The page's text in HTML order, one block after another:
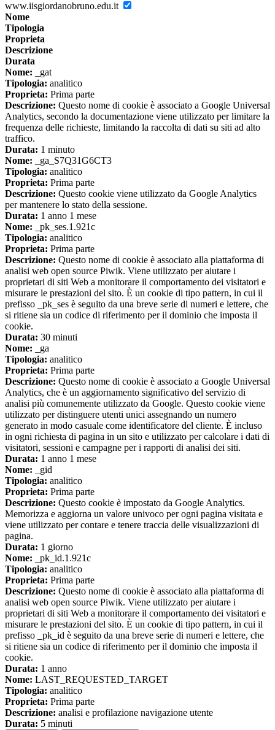
www.iisgiordanobruno.edu.it
Nome
Tipologia
Proprieta
Descrizione
Durata
Nome: _gat
Tipologia: analitico
Proprieta: Prima parte
Descrizione: Questo nome di cookie è associato a Google Universal
Analytics, secondo la documentazione viene utilizzato per limitare la
frequenza delle richieste, limitando la raccolta di dati su siti ad alto
traffico.
Durata: 1 minuto
Nome: _ga_S7Q31G6CT3
Tipologia: analitico
Proprieta: Prima parte
Descrizione: Questo cookie viene utilizzato da Google Analytics
per mantenere lo stato della sessione.
Durata: 1 anno 1 mese
Nome: _pk_ses.1.921c
Tipologia: analitico
Proprieta: Prima parte
Descrizione: Questo nome di cookie è associato alla piattaforma di
analisi web open source Piwik. Viene utilizzato per aiutare i
proprietari di siti Web a monitorare il comportamento dei visitatori e
misurare le prestazioni del sito. È un cookie di tipo pattern, in cui il
prefisso _pk_ses è seguito da una breve serie di numeri e lettere, che
si ritiene sia un codice di riferimento per il dominio che imposta il
cookie.
Durata: 30 minuti
Nome: _ga
Tipologia: analitico
Proprieta: Prima parte
Descrizione: Questo nome di cookie è associato a Google Universal
Analytics, che è un aggiornamento significativo del servizio di
analisi più comunemente utilizzato da Google. Questo cookie viene
utilizzato per distinguere utenti unici assegnando un numero
generato in modo casuale come identificatore del cliente. È incluso
in ogni richiesta di pagina in un sito e utilizzato per calcolare i dati di
visitatori, sessioni e campagne per i rapporti di analisi dei siti.
Durata: 1 anno 1 mese
Nome: _gid
Tipologia: analitico
Proprieta: Prima parte
Descrizione: Questo cookie è impostato da Google Analytics.
Memorizza e aggiorna un valore univoco per ogni pagina visitata e
viene utilizzato per contare e tenere traccia delle visualizzazioni di
pagina.
Durata: 1 giorno
Nome: _pk_id.1.921c
Tipologia: analitico
Proprieta: Prima parte
Descrizione: Questo nome di cookie è associato alla piattaforma di
analisi web open source Piwik. Viene utilizzato per aiutare i
proprietari di siti Web a monitorare il comportamento dei visitatori e
misurare le prestazioni del sito. È un cookie di tipo pattern, in cui il
prefisso _pk_id è seguito da una breve serie di numeri e lettere, che
si ritiene sia un codice di riferimento per il dominio che imposta il
cookie.
Durata: 1 anno
Nome: LAST_REQUESTED_TARGET
Tipologia: analitico
Proprieta: Prima parte
Descrizione: analisi e profilazione navigazione utente
Durata: 5 minuti